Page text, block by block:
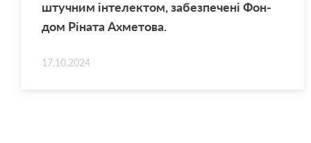
штуч­ним інте­лек­том, за­без­пе­чені Фон­
дом Ріната Ах­ме­то­ва.
17.10.2024